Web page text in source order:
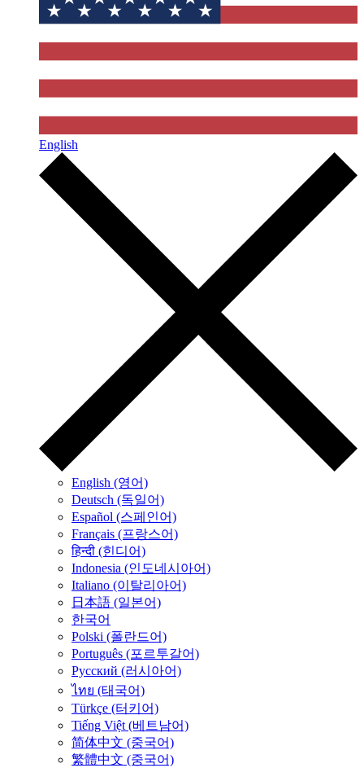
English
English (영어)
Deutsch (독일어)
Español (스페인어)
Français (프랑스어)
हिन्दी (힌디어)
Indonesia (인도네시아어)
Italiano (이탈리아어)
日本語 (일본어)
한국어
Polski (폴란드어)
Português (포르투갈어)
Русский (러시아어)
ไทย (태국어)
Türkçe (터키어)
Tiếng Việt (베트남어)
简体中文 (중국어)
繁體中文 (중국어)